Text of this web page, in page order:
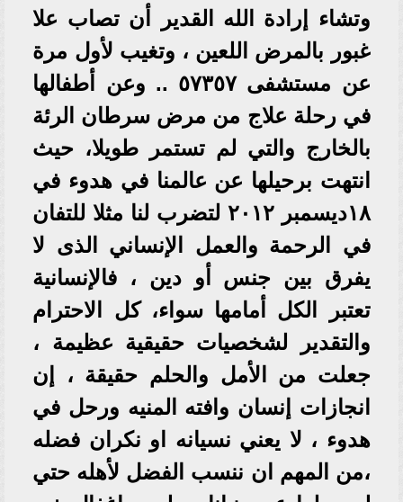
وتشاء إرادة الله القدير أن تصاب علا
غبور بالمرض اللعين ، وتغيب لأول مرة
عن مستشفى ٥٧٣٥٧ .. وعن أطفالها
في رحلة علاج من مرض سرطان الرئة
بالخارج والتي لم تستمر طويلا، حيث
انتهت برحيلها عن عالمنا في هدوء في
١٨ديسمبر ٢٠١٢ لتضرب لنا مثلا للتفان
في الرحمة والعمل الإنساني الذى لا
يفرق بين جنس أو دين ، فالإنسانية
تعتبر الكل أمامها سواء، كل الاحترام
والتقدير لشخصيات حقيقية عظيمة ،
جعلت من الأمل والحلم حقيقة ، إن
انجازات إنسان وافته المنيه ورحل في
هدوء ، لا يعني نسيانه او نكران فضله
،من المهم ان ننسب الفضل لأهله حتي